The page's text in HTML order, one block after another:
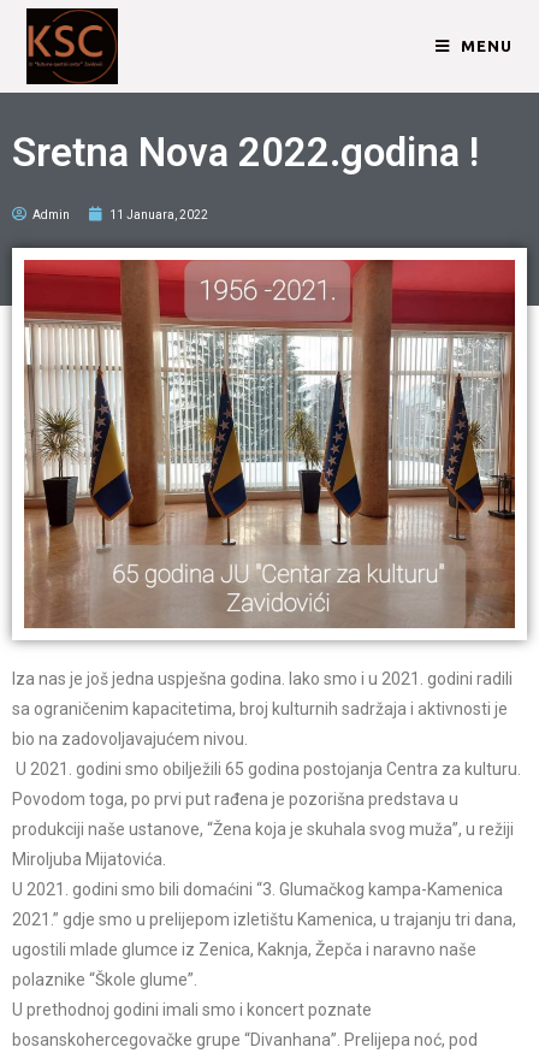
MENU
Sretna Nova 2022.godina !
Admin 11 Januara, 2022
Iza nas je još jedna uspješna godina. Iako smo i u 2021. godini radili
sa ograničenim kapacitetima, broj kulturnih sadržaja i aktivnosti je
bio na zadovoljavajućem nivou.
U 2021. godini smo obilježili 65 godina postojanja Centra za kulturu.
Povodom toga, po prvi put rađena je pozorišna predstava u
produkciji naše ustanove, “Žena koja je skuhala svog muža”, u režiji
Miroljuba Mijatovića.
U 2021. godini smo bili domaćini “3. Glumačkog kampa-Kamenica
2021.” gdje smo u prelijepom izletištu Kamenica, u trajanju tri dana,
ugostili mlade glumce iz Zenica, Kaknja, Žepča i naravno naše
polaznike “Škole glume”.
U prethodnoj godini imali smo i koncert poznate
bosanskohercegovačke grupe “Divanhana”. Prelijepa noć, pod